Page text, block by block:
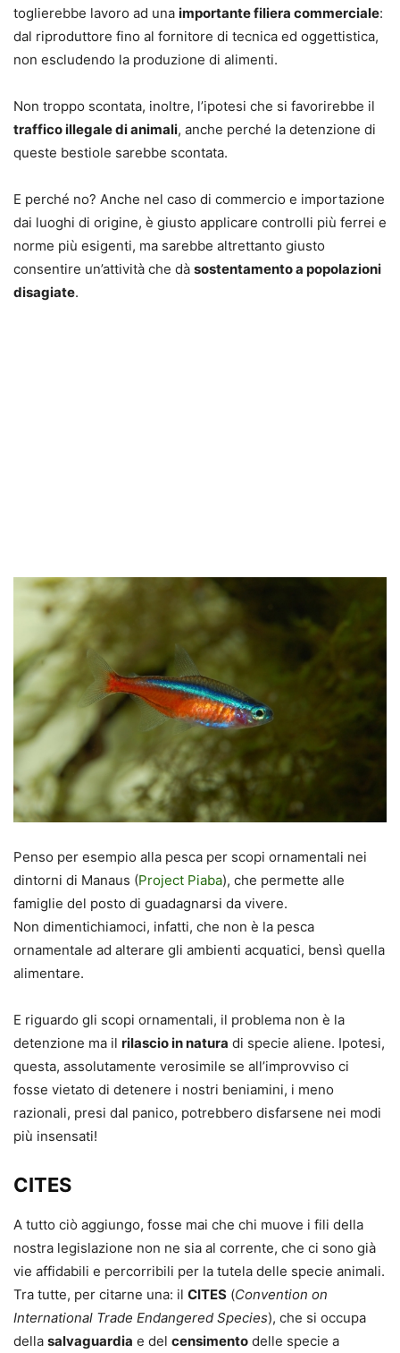
toglierebbe lavoro ad una importante filiera commerciale:
dal riproduttore fino al fornitore di tecnica ed oggettistica,
non escludendo la produzione di alimenti.
Non troppo scontata, inoltre, l’ipotesi che si favorirebbe il
traffico illegale di animali, anche perché la detenzione di
queste bestiole sarebbe scontata.
E perché no? Anche nel caso di commercio e importazione
dai luoghi di origine, è giusto applicare controlli più ferrei e
norme più esigenti, ma sarebbe altrettanto giusto
consentire un’attività che dà sostentamento a popolazioni
disagiate.
Penso per esempio alla pesca per scopi ornamentali nei
dintorni di Manaus (Project Piaba), che permette alle
famiglie del posto di guadagnarsi da vivere.
Non dimentichiamoci, infatti, che non è la pesca
ornamentale ad alterare gli ambienti acquatici, bensì quella
alimentare.
E riguardo gli scopi ornamentali, il problema non è la
detenzione ma il rilascio in natura di specie aliene. Ipotesi,
questa, assolutamente verosimile se all’improvviso ci
fosse vietato di detenere i nostri beniamini, i meno
razionali, presi dal panico, potrebbero disfarsene nei modi
più insensati!
CITES
A tutto ciò aggiungo, fosse mai che chi muove i fili della
nostra legislazione non ne sia al corrente, che ci sono già
vie affidabili e percorribili per la tutela delle specie animali.
Tra tutte, per citarne una: il CITES (Convention on
International Trade Endangered Species), che si occupa
della salvaguardia e del censimento delle specie a